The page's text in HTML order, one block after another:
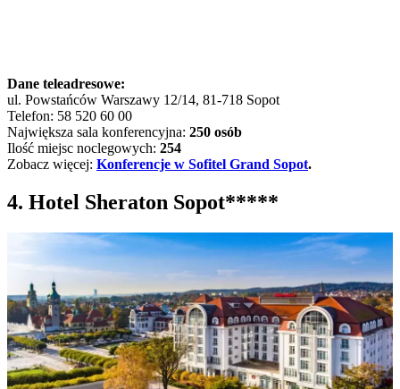
Dane teleadresowe:
ul. Powstańców Warszawy 12/14, 81-718 Sopot
Telefon: 58 520 60 00
Największa sala konferencyjna: 250 osób
Ilość miejsc noclegowych: 254
Zobacz więcej: Konferencje w Sofitel Grand Sopot.
4. Hotel Sheraton Sopot*****